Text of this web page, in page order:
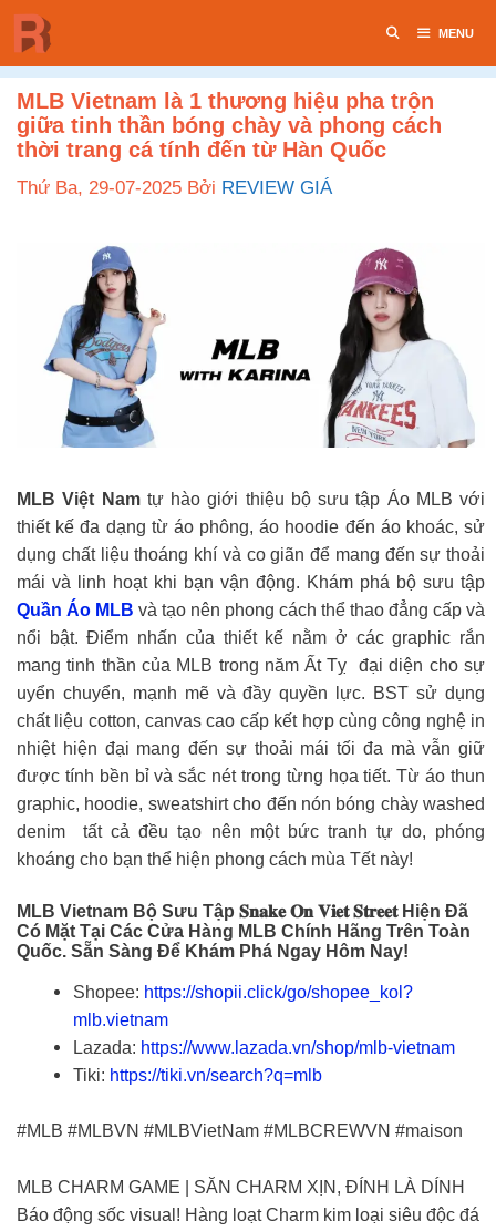
Chuyển
đến
nội
dung
MENU
MLB Vietnam là 1 thương hiệu pha trộn
giữa tinh thần bóng chày và phong cách
thời trang cá tính đến từ Hàn Quốc
Thứ Ba, 29-07-2025 Bởi REVIEW GIÁ
MLB Việt Namtự hào giới thiệu bộ sưu tập Áo MLB với
thiết kế đa dạng từ áo phông, áo hoodie đến áo khoác, sử
dụng chất liệu thoáng khí và co giãn để mang đến sự thoải
mái và linh hoạt khi bạn vận động. Khám phá bộ sưu tập
Quần Áo MLB và tạo nên phong cách thể thao đẳng cấp và
nổi bật. Điểm nhấn của thiết kế nằm ở các graphic rắn
mang tinh thần của MLB trong năm Ất Tỵ đại diện cho sự
uyển chuyển, mạnh mẽ và đầy quyền lực. BST sử dụng
chất liệu cotton, canvas cao cấp kết hợp cùng công nghệ in
nhiệt hiện đại mang đến sự thoải mái tối đa mà vẫn giữ
được tính bền bỉ và sắc nét trong từng họa tiết. Từ áo thun
graphic, hoodie, sweatshirt cho đến nón bóng chày washed
denim tất cả đều tạo nên một bức tranh tự do, phóng
khoáng cho bạn thể hiện phong cách mùa Tết này!
MLB Vietnam Bộ Sưu Tập 𝐒𝐧𝐚𝐤𝐞 𝐎𝐧 𝐕𝐢𝐞𝐭 𝐒𝐭𝐫𝐞𝐞𝐭 Hiện Đã
Có Mặt Tại Các Cửa Hàng MLB Chính Hãng Trên Toàn
Quốc. Sẵn Sàng Để Khám Phá Ngay Hôm Nay!
Shopee: https://shopii.click/go/shopee_kol?
mlb.vietnam
Lazada: https://www.lazada.vn/shop/mlb-vietnam
Tiki: https://tiki.vn/search?q=mlb
#MLB #MLBVN #MLBVietNam #MLBCREWVN #maison
MLB CHARM GAME | SĂN CHARM XỊN, ĐÍNH LÀ DÍNH ️‍
Báo động sốc visual! Hàng loạt Charm kim loại siêu độc đá